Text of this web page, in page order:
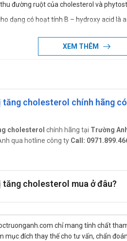
đường ruột của cholesterol và
dạng có hoạt tính B – hydroxy acid
lipoprotein tỷ trọng cao (HDL – C).
cholesterol toàn phần (C-toàn
HDL-C), và để tăng cholesterol
tăng lipid máu hỗn hợp, thuốc được chỉ
tác dụng, sau đó nếu cần thiết, có
độ cholesterol LDL mong muốn,
XEM THÊM
cholesterol chính hãng
cholesterol chính hãng tại Trường
qua hotline công ty Call:
cholesterol mua ở đâu?
chỉ mang tính chất
đích thay thế cho tư vấn, chẩn